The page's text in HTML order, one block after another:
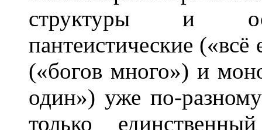
структуры и
пантеистические («всё
(«богов много») и
один») уже по-
только